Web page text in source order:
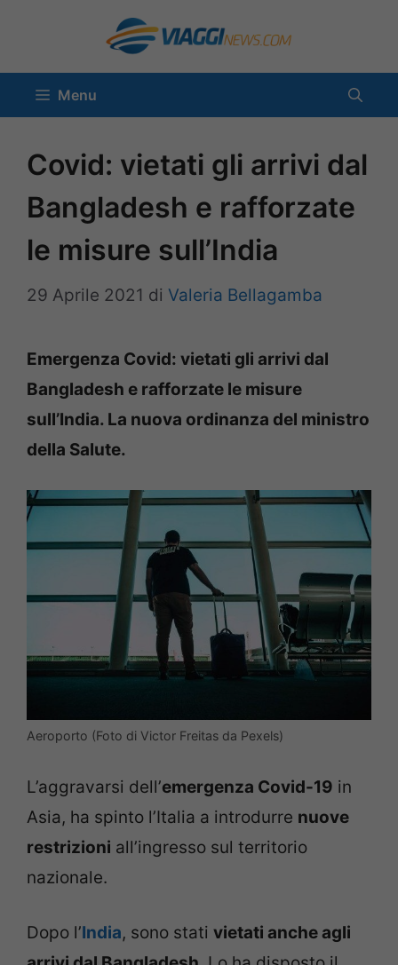
contenuto
Menu
Covid: vietati gli arrivi dal
Bangladesh e rafforzate
le misure sull’India
29 Aprile 2021 di Valeria Bellagamba
Emergenza Covid: vietati gli arrivi dal
Bangladesh e rafforzate le misure
sull’India. La nuova ordinanza del ministro
della Salute.
Aeroporto (Foto di Victor Freitas da Pexels)
L’aggravarsi dell’emergenza Covid-19 in
Asia, ha spinto l’Italia a introdurre nuove
restrizioni all’ingresso sul territorio
nazionale.
Dopo l’India, sono stati vietati anche agli